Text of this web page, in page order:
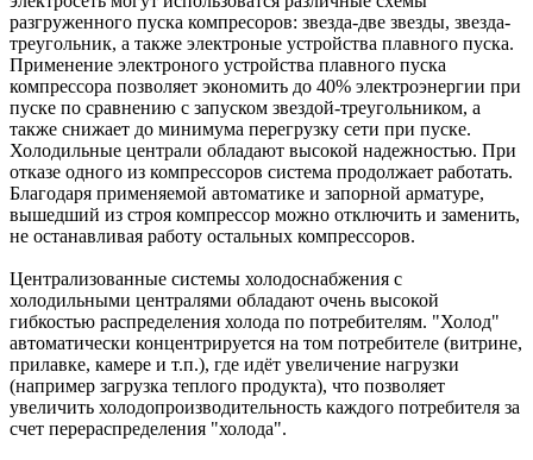
разгруженного пуска компресоров: звезда-две звезды, звезда-
треугольник, а также электроные устройства плавного пуска.
Применение электроного устройства плавного пуска
компрессора позволяет экономить до 40% электроэнергии при
пуске по сравнению с запуском звездой-треугольником, а
также снижает до минимума перегрузку сети при пуске.
Холодильные централи обладают высокой надежностью. При
отказе одного из компрессоров система продолжает работать.
Благодаря применяемой автоматике и запорной арматуре,
вышедший из строя компрессор можно отключить и заменить,
не останавливая работу остальных компрессоров.
Централизованные системы холодоснабжения с
холодильными централями обладают очень высокой
гибкостью распределения холода по потребителям. "Холод"
автоматически концентрируется на том потребителе (витрине,
прилавке, камере и т.п.), где идёт увеличение нагрузки
(например загрузка теплого продукта), что позволяет
увеличить холодопроизводительность каждого потребителя за
счет перераспределения "холода".